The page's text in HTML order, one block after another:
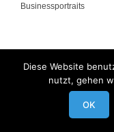
Businessportraits
Diese Website
nutzt, gehen
OK